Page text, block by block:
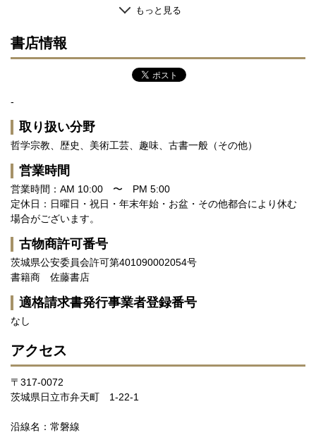
もっと見る
書店情報
-
取り扱い分野
哲学宗教、歴史、美術工芸、趣味、古書一般（その他）
営業時間
営業時間：AM 10:00 〜 PM 5:00
定休日：日曜日・祝日・年末年始・お盆・その他都合により休む
場合がございます。
古物商許可番号
茨城県公安委員会許可第401090002054号
書籍商 佐藤書店
適格請求書発行事業者登録番号
なし
アクセス
〒317-0072
茨城県日立市弁天町 1-22-1
沿線名：常磐線